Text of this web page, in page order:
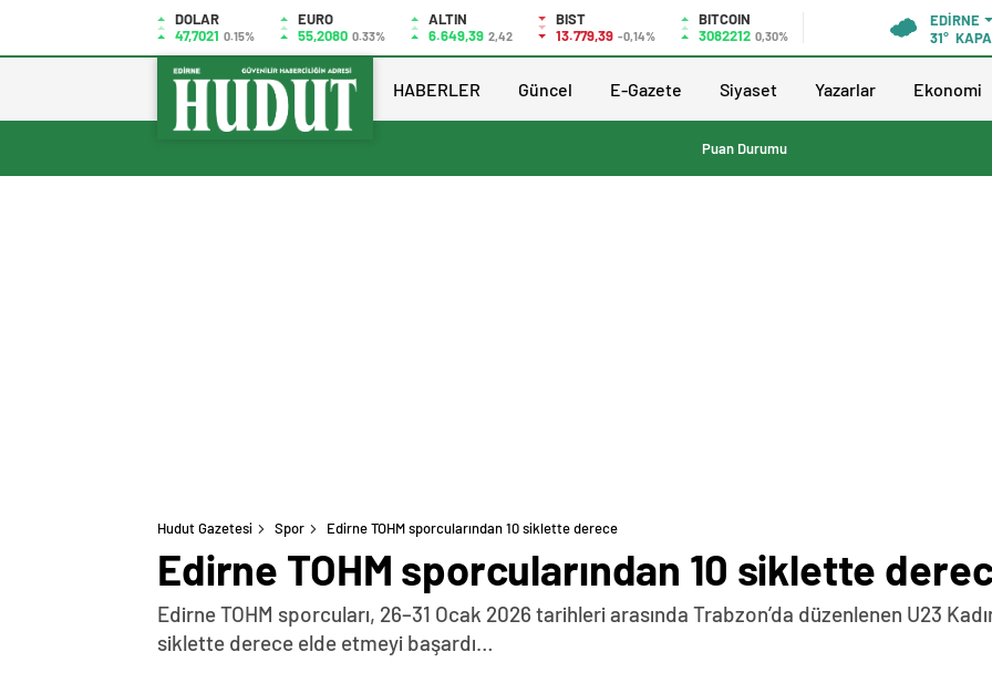
DOLAR
47,7021 0.15%
EURO
55,2080 0.33%
ALTIN
6.649,39 2,42
BIST
13.779,39 -0,14%
BITCOIN
3082212 0,30%
EDIRNE
31°
HABERLER Güncel E-Gazete Siyaset Yazarlar Ekonomi
Puan Durumu
Hudut Gazetesi Spor Edirne TOHM sporcularından 10 siklette derece
Edirne TOHM sporcularından 10 siklette
Edirne TOHM sporcuları, 26–31 Ocak 2026 tarihleri arasında Trabzon’da düzenlenen U23
siklette derece elde etmeyi başardı…